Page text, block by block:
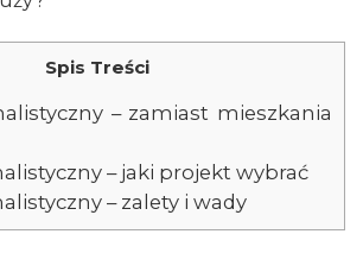
Spis Treści
– zamiast mieszkania
– jaki projekt wybrać
– zalety i wady